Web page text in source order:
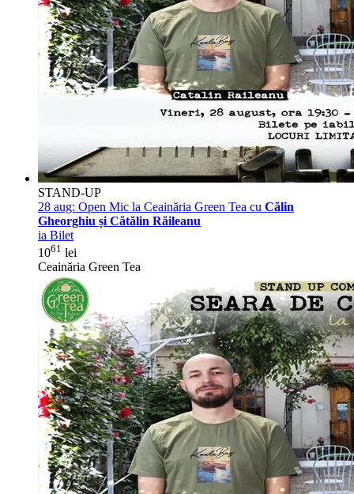
STAND-UP
28 aug: Open Mic la Ceainăria Green Tea cu Călin
Gheorghiu și Cătălin Răileanu
ia Bilet
1061 lei
Ceainăria Green Tea